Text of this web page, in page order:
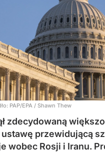
PAP/EPA / Shawn Thew
zdecydowaną
ustawę przewidującą
wobec Rosji i Iranu.